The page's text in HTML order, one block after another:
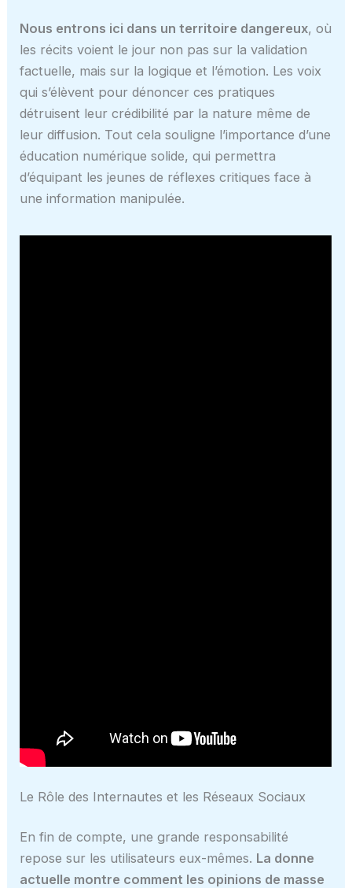
Nous entrons ici dans un territoire dangereux, où
les récits voient le jour non pas sur la validation
factuelle, mais sur la logique et l’émotion. Les voix
qui s’élèvent pour dénoncer ces pratiques
détruisent leur crédibilité par la nature même de
leur diffusion. Tout cela souligne l’importance d’une
éducation numérique solide, qui permettra
d’équipant les jeunes de réflexes critiques face à
une information manipulée.
Le Rôle des Internautes et les Réseaux Sociaux
En fin de compte, une grande responsabilité
repose sur les utilisateurs eux-mêmes. La donne
actuelle montre comment les opinions de masse